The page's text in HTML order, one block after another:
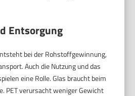
Entsorgung
bei der Rohstoffgewinnung,
Auch die Nutzung und das
eine Rolle. Glas braucht beim
PET verursacht weniger Gewicht